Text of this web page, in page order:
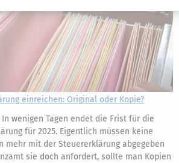
einreichen: Original oder Kopie?
In wenigen Tagen endet die Frist für die
für 2025. Eigentlich müssen keine
mehr mit der Steuererklärung abgegeben
sie doch anfordert, sollte man Kopien